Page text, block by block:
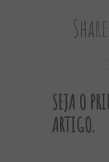
SEJA O
ARTIGO.